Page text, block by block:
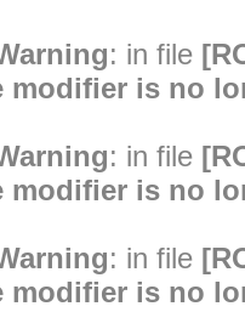
: in file
modifier is no
: in file
modifier is no
: in file
modifier is no